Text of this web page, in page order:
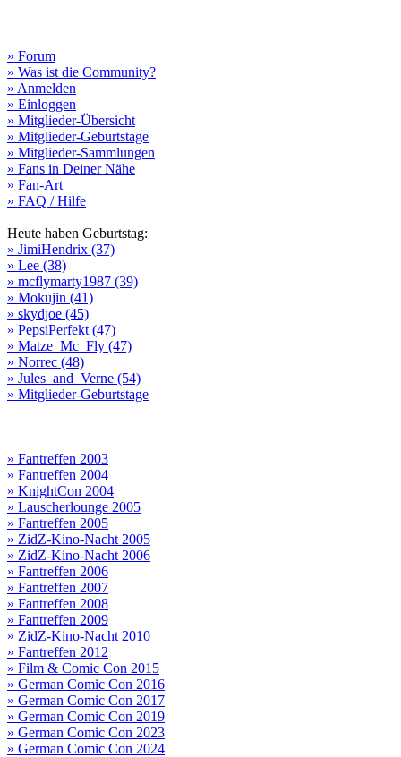
» Forum
» Was ist die Community?
» Anmelden
» Einloggen
» Mitglieder-Übersicht
» Mitglieder-Geburtstage
» Mitglieder-Sammlungen
» Fans in Deiner Nähe
» Fan-Art
» FAQ / Hilfe
Heute haben Geburtstag:
» JimiHendrix (37)
» Lee (38)
» mcflymarty1987 (39)
» Mokujin (41)
» skydjoe (45)
» PepsiPerfekt (47)
» Matze_Mc_Fly (47)
» Norrec (48)
» Jules_and_Verne (54)
» Mitglieder-Geburtstage
» Fantreffen 2003
» Fantreffen 2004
» KnightCon 2004
» Lauscherlounge 2005
» Fantreffen 2005
» ZidZ-Kino-Nacht 2005
» ZidZ-Kino-Nacht 2006
» Fantreffen 2006
» Fantreffen 2007
» Fantreffen 2008
» Fantreffen 2009
» ZidZ-Kino-Nacht 2010
» Fantreffen 2012
» Film & Comic Con 2015
» German Comic Con 2016
» German Comic Con 2017
» German Comic Con 2019
» German Comic Con 2023
» German Comic Con 2024